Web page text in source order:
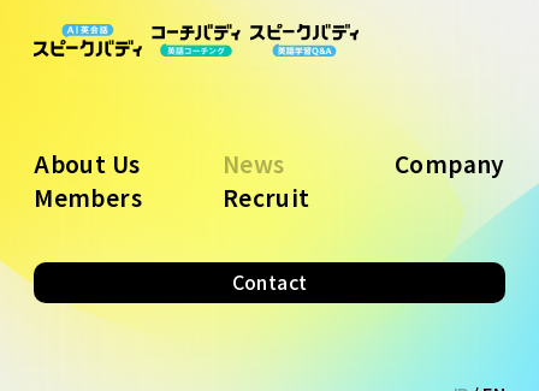
About Us News
Company
Members
Recruit
Contact